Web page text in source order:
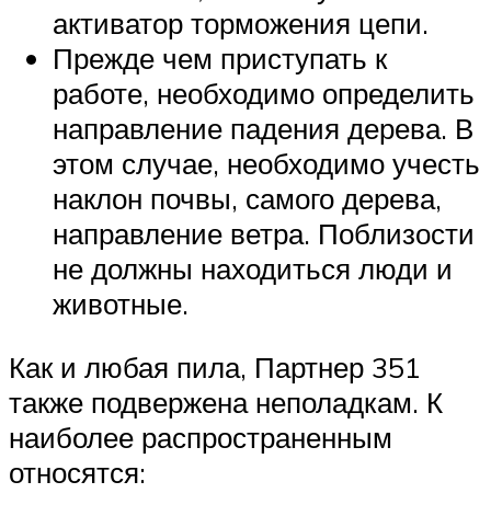
активатор торможения цепи.
Прежде чем приступать к
работе, необходимо определить
направление падения дерева. В
этом случае, необходимо учесть
наклон почвы, самого дерева,
направление ветра. Поблизости
не должны находиться люди и
животные.
Как и любая пила, Партнер 351
также подвержена неполадкам. К
наиболее распространенным
относятся: